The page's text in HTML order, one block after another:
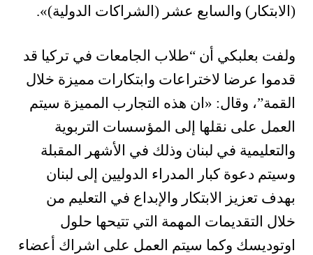
(الابتكار) والسابع عشر (الشراكات الدولية)».
ولفت بعلبكي أن “طلاب الجامعات في تركيا قد
قدموا عرضا لاختراعات وابتكارات مميزة خلال
القمة”، وقال: «ان هذه التجارب المميزة سيتم
العمل على نقلها إلى المؤسسات التربوية
والتعليمية في لبنان وذلك في الأشهر المقبلة
وسيتم دعوة كبار المدراء الدوليين إلى لبنان
بهدف تعزيز الابتكار والإبداع في التعليم من
خلال التقديمات المهمة التي تتيحها حلول
اوتوديسك وكما سيتم العمل على اشراك أعضاء